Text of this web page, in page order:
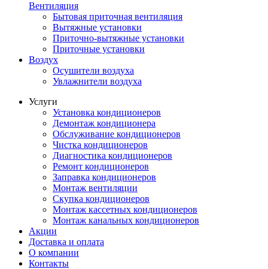
Вентиляция
Бытовая приточная вентиляция
Вытяжные установки
Приточно-вытяжные установки
Приточные установки
Воздух
Осушители воздуха
Увлажнители воздуха
Услуги
Установка кондиционеров
Демонтаж кондиционера
Обслуживание кондиционеров
Чистка кондиционеров
Диагностика кондиционеров
Ремонт кондиционеров
Заправка кондиционеров
Монтаж вентиляции
Скупка кондиционеров
Монтаж кассетных кондиционеров
Монтаж канальных кондиционеров
Акции
Доставка и оплата
О компании
Контакты